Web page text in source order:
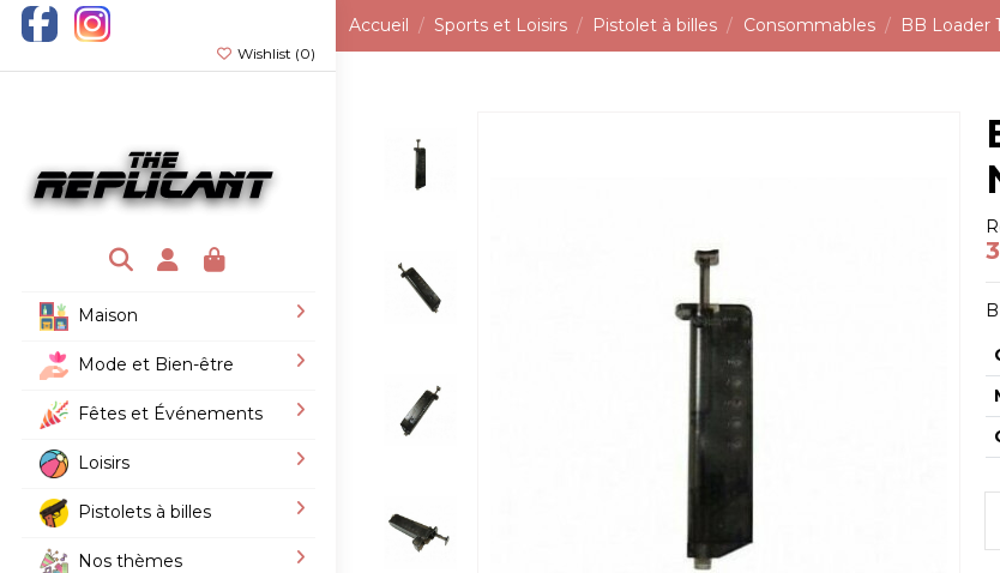
Wishlist (0)
Maison
Mode et Bien-être
Fêtes et Événements
Loisirs
Pistolets à billes
Nos thèmes
Accueil Sports et Loisirs Pistolet à billes Consommables BB Loader